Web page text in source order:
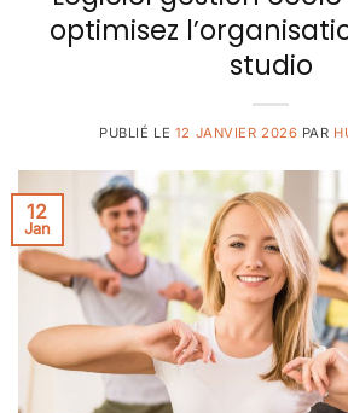
optimisez
studio
PUBLIÉ LE 12 JANVIER 2026 PAR
12
Jan